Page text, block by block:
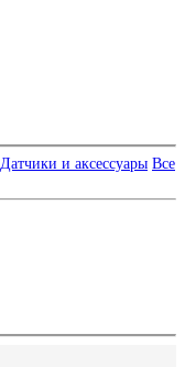
Датчики и аксессуары Все